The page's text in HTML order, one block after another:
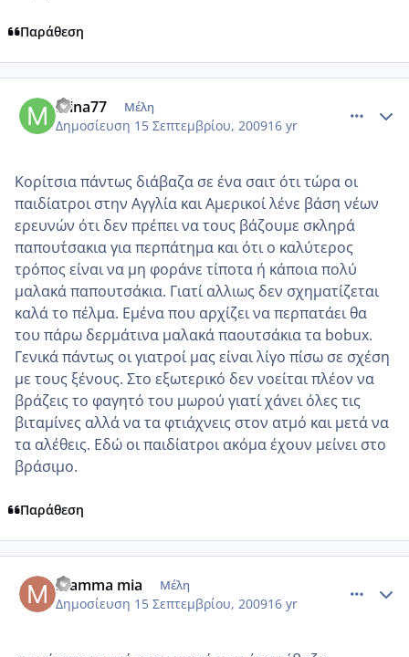
Παράθεση
Mina77 Μέλη
Δημοσίευση 15 Σεπτεμβρίου, 200916 yr
Κορίτσια πάντως διάβαζα σε ένα σαιτ ότι τώρα οι
παιδίατροι στην Αγγλία και Αμερικοί λένε βάση νέων
ερευνών ότι δεν πρέπει να τους βάζουμε σκληρά
παπουτ΄σακια για περπάτημα και ότι ο καλύτερος
τρόπος είναι να μη φοράνε τίποτα ή κάποια πολύ
μαλακά παπουτσάκια. Γιατί αλλιως δεν σχηματίζεται
καλά το πέλμα. Εμένα που αρχίζει να περπατάει θα
του πάρω δερμάτινα μαλακά παουτσάκια τα bobux.
Γενικά πάντως οι γιατροί μας είναι λίγο πίσω σε σχέση
με τους ξένους. Στο εξωτερικό δεν νοείται πλέον να
βράζεις το φαγητό του μωρού γιατί χάνει όλες τις
βιταμίνες αλλά να τα φτιάχνεις στον ατμό και μετά να
τα αλέθεις. Εδώ οι παιδίατροι ακόμα έχουν μείνει στο
βράσιμο.
Παράθεση
mamma mia Μέλη
Δημοσίευση 15 Σεπτεμβρίου, 200916 yr